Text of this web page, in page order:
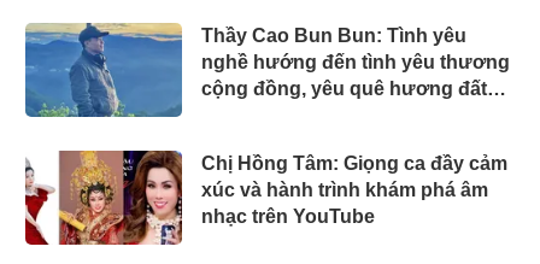
Thầy Cao Bun Bun: Tình yêu
nghề hướng đến tình yêu thương
cộng đồng, yêu quê hương đất
​​​​​​​Chị Hồng Tâm: Giọng ca đầy cảm
xúc và hành trình khám phá âm
nhạc trên YouTube